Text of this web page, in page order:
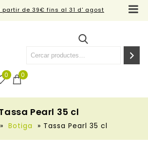
partir de 39€ fins al 31 d' agost
0
0
Pearl 35 cl
» Botiga » Tassa Pearl 35 cl